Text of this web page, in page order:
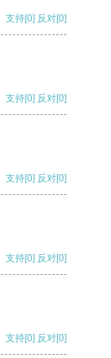
支持[0] 反对[0]
支持[0] 反对[0]
支持[0] 反对[0]
支持[0] 反对[0]
支持[0] 反对[0]